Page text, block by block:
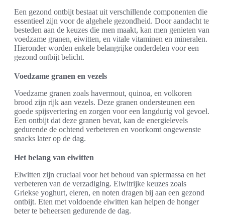
Een gezond ontbijt bestaat uit verschillende componenten die
essentieel zijn voor de algehele gezondheid. Door aandacht te
besteden aan de keuzes die men maakt, kan men genieten van
voedzame granen, eiwitten, en vitale vitaminen en mineralen.
Hieronder worden enkele belangrijke onderdelen voor een
gezond ontbijt belicht.
Voedzame granen en vezels
Voedzame granen zoals havermout, quinoa, en volkoren
brood zijn rijk aan vezels. Deze granen ondersteunen een
goede spijsvertering en zorgen voor een langdurig vol gevoel.
Een ontbijt dat deze granen bevat, kan de energielevels
gedurende de ochtend verbeteren en voorkomt ongewenste
snacks later op de dag.
Het belang van eiwitten
Eiwitten zijn cruciaal voor het behoud van spiermassa en het
verbeteren van de verzadiging. Eiwitrijke keuzes zoals
Griekse yoghurt, eieren, en noten dragen bij aan een gezond
ontbijt. Eten met voldoende eiwitten kan helpen de honger
beter te beheersen gedurende de dag.